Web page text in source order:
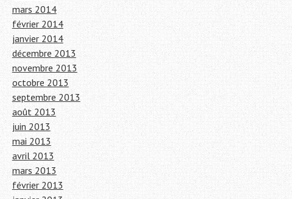
mars 2014
février 2014
janvier 2014
décembre 2013
novembre 2013
octobre 2013
septembre 2013
août 2013
juin 2013
mai 2013
avril 2013
mars 2013
février 2013